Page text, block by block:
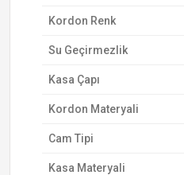
Kordon Renk
Su Geçirmezlik
Kasa Çapı
Kordon Materyali
Cam Tipi
Kasa Materyali